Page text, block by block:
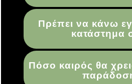
Πρέπει να κάνω
κατάστημα
Πόσο καιρός θα